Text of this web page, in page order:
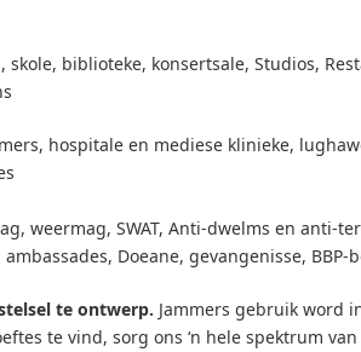
skole, biblioteke, konsertsale, Studios,
hospitale en mediese klinieke,
weermag, SWAT, Anti-dwelms en anti-
Doeane, gevangenisse,
te ontwerp. Jammers gebruik word
te vind, sorg ons ‘n hele spektrum